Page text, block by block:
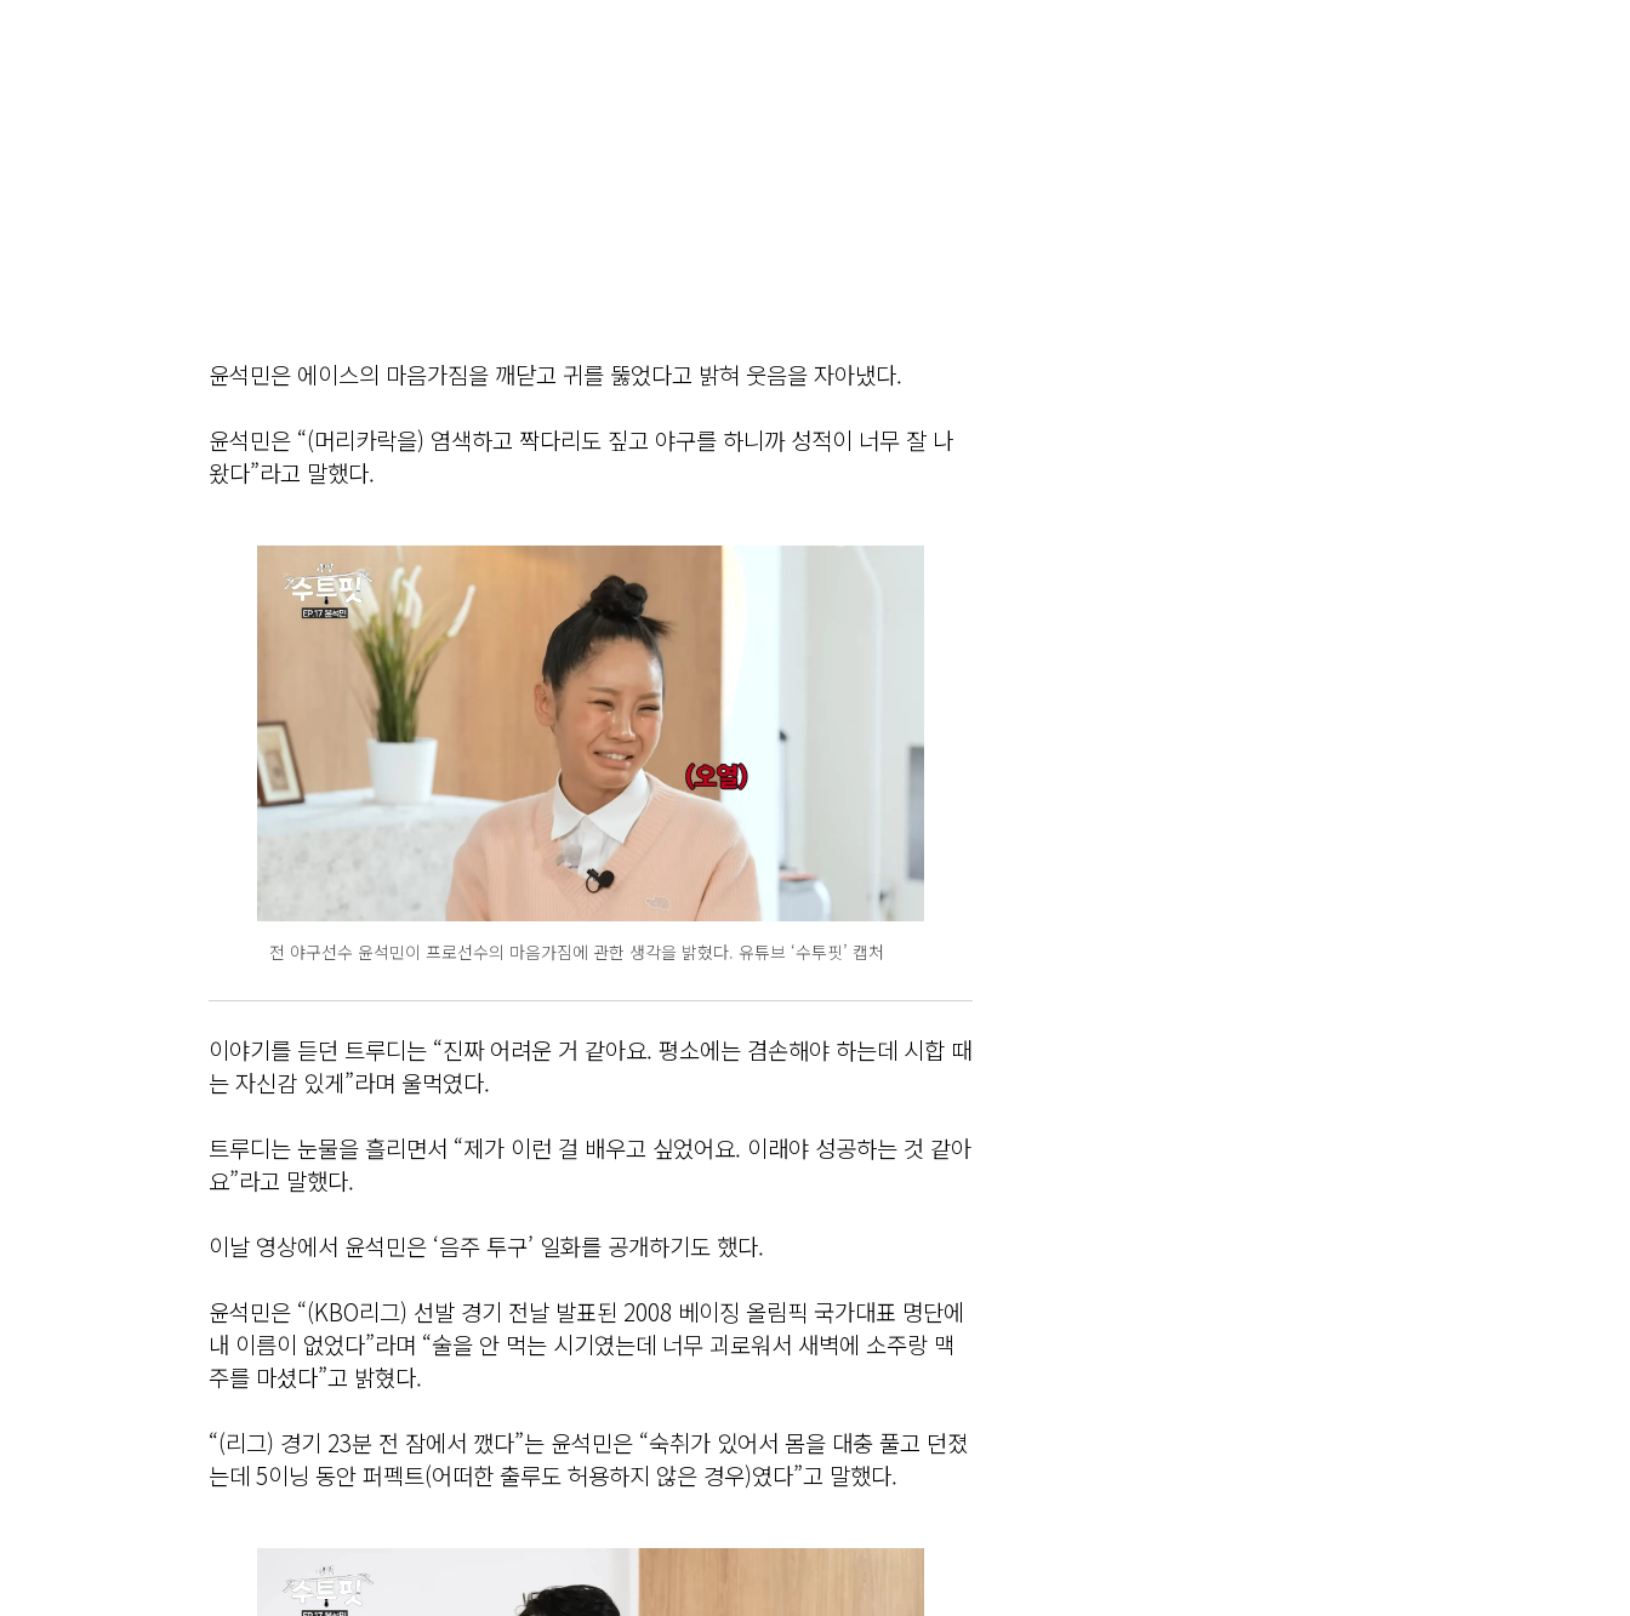
윤석민은 에이스의 마음가짐을 깨닫고 귀를 뚫었다고 밝혀 웃음을 자아냈다.
윤석민은 “(머리카락을) 염색하고 짝다리도 짚고 야구를 하니까 성적이 너무 잘 나
왔다”라고 말했다.
전 야구선수 윤석민이 프로선수의 마음가짐에 관한 생각을 밝혔다. 유튜브 ‘수투핏’ 캡처
이야기를 듣던 트루디는 “진짜 어려운 거 같아요. 평소에는 겸손해야 하는데 시합 때
는 자신감 있게”라며 울먹였다.
트루디는 눈물을 흘리면서 “제가 이런 걸 배우고 싶었어요. 이래야 성공하는 것 같아
요”라고 말했다.
이날 영상에서 윤석민은 ‘음주 투구’ 일화를 공개하기도 했다.
윤석민은 “(KBO리그) 선발 경기 전날 발표된 2008 베이징 올림픽 국가대표 명단에
내 이름이 없었다”라며 “술을 안 먹는 시기였는데 너무 괴로워서 새벽에 소주랑 맥
주를 마셨다”고 밝혔다.
“(리그) 경기 23분 전 잠에서 깼다”는 윤석민은 “숙취가 있어서 몸을 대충 풀고 던졌
는데 5이닝 동안 퍼펙트(어떠한 출루도 허용하지 않은 경우)였다”고 말했다.